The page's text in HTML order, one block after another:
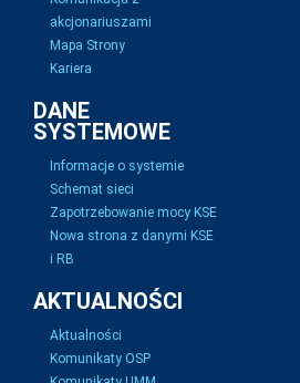
akcjonariuszami
Mapa Strony
Kariera
DANE
SYSTEMOWE
Informacje o systemie
Schemat sieci
Zapotrzebowanie mocy KSE
Nowa strona z danymi KSE
i RB
AKTUALNOŚCI
Aktualności
Komunikaty OSP